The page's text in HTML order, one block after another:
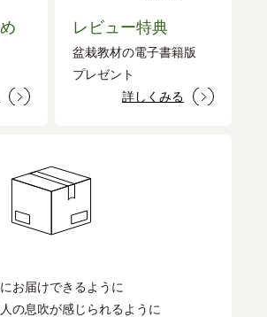
レビュー特典
盆栽教材の電子書籍版
プレゼント
詳しくみる
お届けできるように
の息吹が感じられるように